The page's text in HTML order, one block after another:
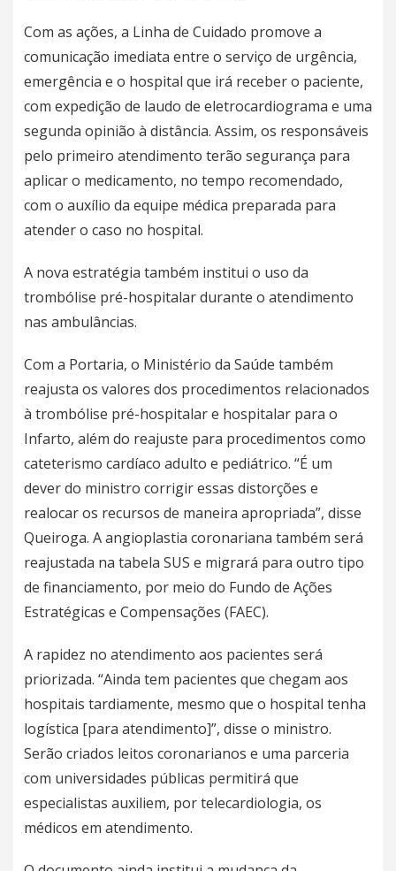
Com as ações, a Linha de Cuidado promove a
comunicação imediata entre o serviço de urgência,
emergência e o hospital que irá receber o paciente,
com expedição de laudo de eletrocardiograma e uma
segunda opinião à distância. Assim, os responsáveis
pelo primeiro atendimento terão segurança para
aplicar o medicamento, no tempo recomendado,
com o auxílio da equipe médica preparada para
atender o caso no hospital.
A nova estratégia também institui o uso da
trombólise pré-hospitalar durante o atendimento
nas ambulâncias.
Com a Portaria, o Ministério da Saúde também
reajusta os valores dos procedimentos relacionados
à trombólise pré-hospitalar e hospitalar para o
Infarto, além do reajuste para procedimentos como
cateterismo cardíaco adulto e pediátrico. “É um
dever do ministro corrigir essas distorções e
realocar os recursos de maneira apropriada”, disse
Queiroga. A angioplastia coronariana também será
reajustada na tabela SUS e migrará para outro tipo
de financiamento, por meio do Fundo de Ações
Estratégicas e Compensações (FAEC).
A rapidez no atendimento aos pacientes será
priorizada. “Ainda tem pacientes que chegam aos
hospitais tardiamente, mesmo que o hospital tenha
logística [para atendimento]”, disse o ministro.
Serão criados leitos coronarianos e uma parceria
com universidades públicas permitirá que
especialistas auxiliem, por telecardiologia, os
médicos em atendimento.